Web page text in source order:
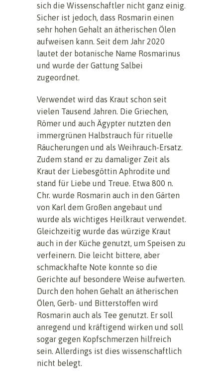
sich die Wissenschaftler nicht ganz einig.
Sicher ist jedoch, dass Rosmarin einen
sehr hohen Gehalt an ätherischen Ölen
aufweisen kann. Seit dem Jahr 2020
lautet der botanische Name Rosmarinus
und wurde der Gattung Salbei
zugeordnet.
Verwendet wird das Kraut schon seit
vielen Tausend Jahren. Die Griechen,
Römer und auch Ägypter nutzten den
immergrünen Halbstrauch für rituelle
Räucherungen und als Weihrauch-Ersatz.
Zudem stand er zu damaliger Zeit als
Kraut der Liebesgöttin Aphrodite und
stand für Liebe und Treue. Etwa 800 n.
Chr. wurde Rosmarin auch in den Gärten
von Karl dem Großen angebaut und
wurde als wichtiges Heilkraut verwendet.
Gleichzeitig wurde das würzige Kraut
auch in der Küche genutzt, um Speisen zu
verfeinern. Die leicht bittere, aber
schmackhafte Note konnte so die
Gerichte auf besondere Weise aufwerten.
Durch den hohen Gehalt an ätherischen
Ölen, Gerb- und Bitterstoffen wird
Rosmarin auch als Tee genutzt. Er soll
anregend und kräftigend wirken und soll
sogar gegen Kopfschmerzen hilfreich
sein. Allerdings ist dies wissenschaftlich
nicht belegt.